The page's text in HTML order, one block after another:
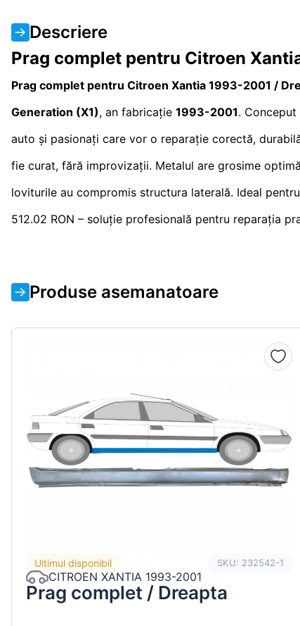
Descriere
Prag complet pentru Citroen
Prag complet pentru Citroen Xantia 1993-2001 /
Generation (X1), an fabricație 1993-2001.
auto și pasionați care vor o reparație corectă,
fie curat, fără improvizații. Metalul are grosime
loviturile au compromis structura laterală. Ideal
512.02 RON – soluție profesională pentru reparația
Produse asemanatoare
Ultimul disponibil SKU: 232542-1
CITROEN XANTIA 1993-2001
Prag complet / Dreapta